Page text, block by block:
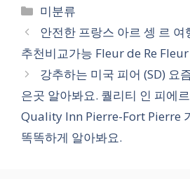
카
테
리
미분류
안전한 프랑스 아르 셍 르 여
추천비교가능 Fleur de Re Fleur
강추하는 미국 피어 (SD) 요
은곳 알아봐요. 퀄리티 인 피에
Quality Inn Pierre-Fort Pierre
똑똑하게 알아봐요.